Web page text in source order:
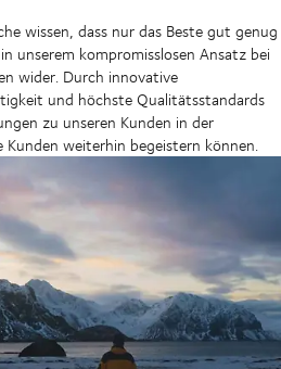
wissen, dass nur das Beste gut genug
unserem kompromisslosen Ansatz bei
wider. Durch innovative
und höchste Qualitätsstandards
zu unseren Kunden in der
Kunden weiterhin begeistern können.